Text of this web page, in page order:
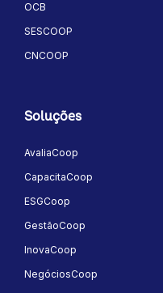
OCB
SESCOOP
CNCOOP
Soluções
AvaliaCoop
CapacitaCoop
ESGCoop
GestãoCoop
InovaCoop
NegóciosCoop